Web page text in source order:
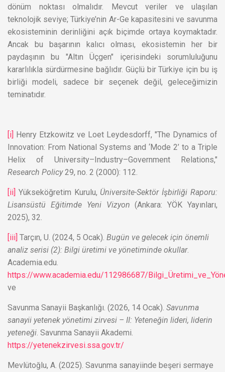
dönüm noktası olmalıdır. Mevcut veriler ve ulaşılan
teknolojik seviye; Türkiye’nin Ar-Ge kapasitesini ve savunma
ekosisteminin derinliğini açık biçimde ortaya koymaktadır.
Ancak bu başarının kalıcı olması, ekosistemin her bir
paydaşının bu "Altın Üçgen" içerisindeki sorumluluğunu
kararlılıkla sürdürmesine bağlıdır. Güçlü bir Türkiye için bu iş
birliği modeli, sadece bir seçenek değil, geleceğimizin
teminatıdır.
[i] Henry Etzkowitz ve Loet Leydesdorff, "The Dynamics of
Innovation: From National Systems and ‘Mode 2’ to a Triple
Helix of University–Industry–Government Relations,"
Research Policy29, no. 2 (2000): 112.
[ii] Yükseköğretim Kurulu, Üniversite-Sektör İşbirliği Raporu:
Lisansüstü Eğitimde Yeni Vizyon (Ankara: YÖK Yayınları,
2025), 32.
[iii] Tarçın, U. (2024, 5 Ocak). Bugün ve gelecek için önemli
analiz serisi (2): Bilgi üretimi ve yönetiminde okullar.
Academia.edu.
https://www.academia.edu/112986687/
ve
Savunma Sanayii Başkanlığı. (2026, 14 Ocak). Savunma
sanayii yetenek yönetimi zirvesi – II: Yeteneğin lideri, liderin
yeteneği . Savunma Sanayii Akademi.
https://yetenekzirvesi.ssa.gov.tr/
Mevlütoğlu, A. (2025). Savunma sanayiinde beşeri sermaye